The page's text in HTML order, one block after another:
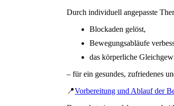
Durch individuell angepasste
Blockaden gelöst,
Bewegungsabläufe
das körperliche
– für ein gesundes, zufriedenes
📍Vorbereitung und Ablauf der